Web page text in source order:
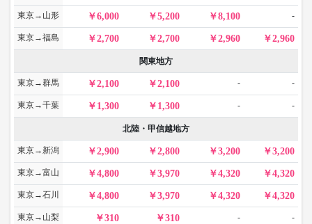
東京→山形 6,000 5,200 8,100 -
東京→福島 2,700 2,700 2,960 2,960
関東地方
東京→群馬 2,100 2,100 - -
東京→千葉 1,300 1,300 - -
北陸・甲信越地方
東京→新潟 2,900 2,800 3,200 3,200
東京→富山 4,800 3,970 4,320 4,320
東京→石川 4,800 3,970 4,320 4,320
東京→山梨 310 310 - -